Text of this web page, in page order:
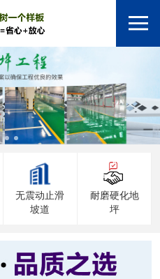
无震动止滑
坡道
耐磨硬化地
坪